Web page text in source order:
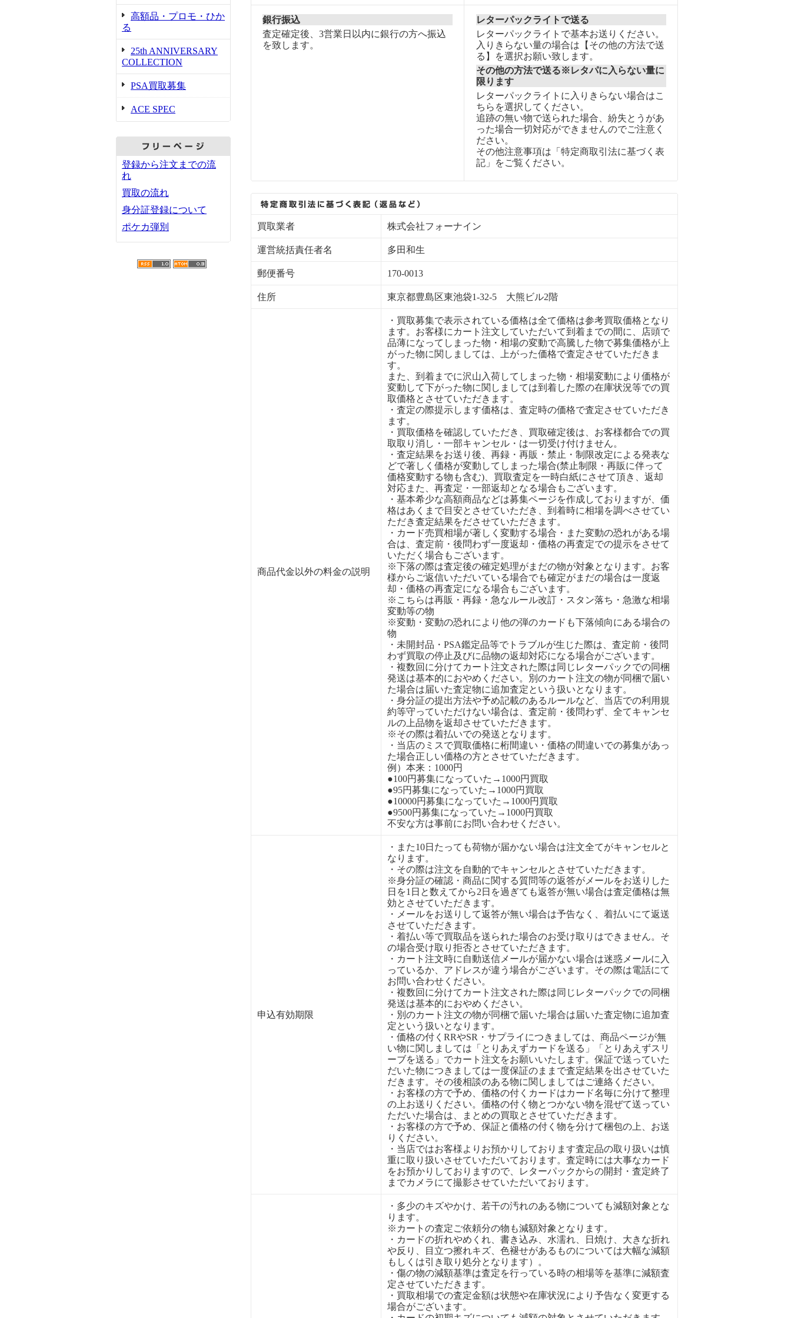
高額品・プロモ・ひか
る
25th ANNIVERSARY
COLLECTION
PSA買取募集
ACE SPEC
登録から注文までの流
れ
買取の流れ
身分証登録について
ポケカ弾別
銀行振込
査定確定後、3営業日以内に銀行の方へ振込
を致します。
レターパックライトで送る
レターパックライトで基本お送りください。
入りきらない量の場合は【その他の方法で送
る】を選択お願い致します。
その他の方法で送る※レタパに入らない量に
限ります
レターパックライトに入りきらない場合はこ
ちらを選択してください。
追跡の無い物で送られた場合、紛失とうがあ
った場合一切対応ができませんのでご注意く
ださい。
その他注意事項は「特定商取引法に基づく表
記」をご覧ください。
買取業者 株式会社フォーナイン
運営統括責任者名 多田和生
郵便番号 170-0013
住所 東京都豊島区東池袋1-32-5 大熊ビル2階
商品代金以外の料金の説明
・買取募集で表示されている価格は全て価格は参考買取価格となり
ます。お客様にカート注文していただいて到着までの間に、店頭で
品薄になってしまった物・相場の変動で高騰した物で募集価格が上
がった物に関しましては、上がった価格で査定させていただきま
す。
また、到着までに沢山入荷してしまった物・相場変動により価格が
変動して下がった物に関しましては到着した際の在庫状況等での買
取価格とさせていただきます。
・査定の際提示します価格は、査定時の価格で査定させていただき
ます。
・買取価格を確認していただき、買取確定後は、お客様都合での買
取取り消し・一部キャンセル・は一切受け付けません。
・査定結果をお送り後、再録・再販・禁止・制限改定による発表な
どで著しく価格が変動してしまった場合(禁止制限・再販に伴って
価格変動する物も含む)、買取査定を一時白紙にさせて頂き、返却
対応また、再査定・一部返却となる場合もございます。
・基本希少な高額商品などは募集ページを作成しておりますが、価
格はあくまで目安とさせていただき、到着時に相場を調べさせてい
ただき査定結果をださせていただきます。
・カード売買相場が著しく変動する場合・また変動の恐れがある場
合は、査定前・後問わず一度返却・価格の再査定での提示をさせて
いただく場合もございます。
※下落の際は査定後の確定処理がまだの物が対象となります。お客
様からご返信いただいている場合でも確定がまだの場合は一度返
却・価格の再査定になる場合もございます。
※こちらは再販・再録・急なルール改訂・スタン落ち・急激な相場
変動等の物
※変動・変動の恐れにより他の弾のカードも下落傾向にある場合の
物
・未開封品・PSA鑑定品等でトラブルが生じた際は、査定前・後問
わず買取の停止及びに品物の返却対応になる場合がございます。
・複数回に分けてカート注文された際は同じレターパックでの同梱
発送は基本的におやめください。別のカート注文の物が同梱で届い
た場合は届いた査定物に追加査定という扱いとなります。
・身分証の提出方法や予め記載のあるルールなど、当店での利用規
約等守っていただけない場合は、査定前・後問わず、全てキャンセ
ルの上品物を返却させていただきます。
※その際は着払いでの発送となります。
・当店のミスで買取価格に桁間違い・価格の間違いでの募集があっ
た場合正しい価格の方とさせていただきます。
例）本来：1000円
●100円募集になっていた→1000円買取
●95円募集になっていた→1000円買取
●10000円募集になっていた→1000円買取
●9500円募集になっていた→1000円買取
不安な方は事前にお問い合わせください。
申込有効期限
・また10日たっても荷物が届かない場合は注文全てがキャンセルと
なります。
・その際は注文を自動的でキャンセルとさせていただきます。
※身分証の確認・商品に関する質問等の返答がメールをお送りした
日を1日と数えてから2日を過ぎても返答が無い場合は査定価格は無
効とさせていただきます。
・メールをお送りして返答が無い場合は予告なく、着払いにて返送
させていただきます。
・着払い等で買取品を送られた場合のお受け取りはできません。そ
の場合受け取り拒否とさせていただきます。
・カート注文時に自動送信メールが届かない場合は迷惑メールに入
っているか、アドレスが違う場合がございます。その際は電話にて
お問い合わせください。
・複数回に分けてカート注文された際は同じレターパックでの同梱
発送は基本的におやめください。
・別のカート注文の物が同梱で届いた場合は届いた査定物に追加査
定という扱いとなります。
・価格の付くRRやSR・サプライにつきましては、商品ページが無
い物に関しましては「とりあえずカードを送る」「とりあえずスリ
ーブを送る」でカート注文をお願いいたします。保証で送っていた
だいた物につきましては一度保証のままで査定結果を出させていた
だきます。その後相談のある物に関しましてはご連絡ください。
・お客様の方で予め、価格の付くカードはカード名毎に分けて整理
の上お送りください。価格の付く物とつかない物を混ぜて送ってい
ただいた場合は、まとめの買取とさせていただきます。
・お客様の方で予め、保証と価格の付く物を分けて梱包の上、お送
りください。
・当店ではお客様よりお預かりしております査定品の取り扱いは慎
重に取り扱いさせていただいております。査定時には大事なカード
をお預かりしておりますので、レターパックからの開封・査定終了
までカメラにて撮影させていただいております。
・多少のキズやかけ、若干の汚れのある物についても減額対象とな
ります。
※カートの査定ご依頼分の物も減額対象となります。
・カードの折れやめくれ、書き込み、水濡れ、日焼け、大きな折れ
や反り、目立つ擦れキズ、色褪せがあるものについては大幅な減額
もしくは引き取り処分となります）。
・傷の物の減額基準は査定を行っている時の相場等を基準に減額査
定させていただきます。
・買取相場での査定金額は状態や在庫状況により予告なく変更する
場合がございます。